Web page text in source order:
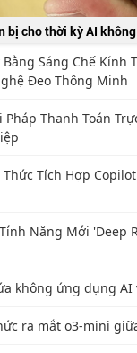
bị cho thời kỳ AI
Sáng Chế Kính
Đeo Thông Minh
Pháp Thanh Toán
Tích Hợp Copilot
Năng Mới 'Deep
không ứng dụng AI
ra mắt o3-mini